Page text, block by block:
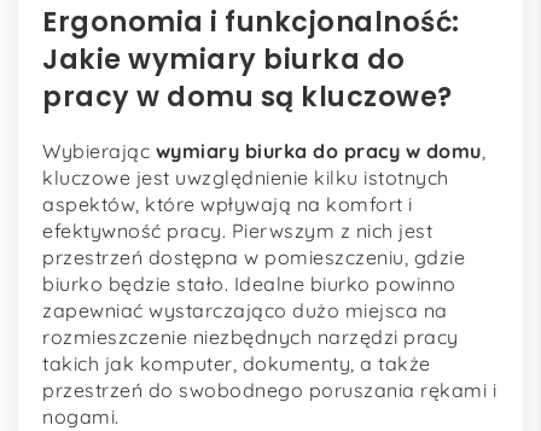
Ergonomia i funkcjonalność:
Jakie wymiary biurka do
pracy w domu są kluczowe?
Wybierając wymiary biurka do pracy w domu,
kluczowe jest uwzględnienie kilku istotnych
aspektów, które wpływają na komfort i
efektywność pracy. Pierwszym z nich jest
przestrzeń dostępna w pomieszczeniu, gdzie
biurko będzie stało. Idealne biurko powinno
zapewniać wystarczająco dużo miejsca na
rozmieszczenie niezbędnych narzędzi pracy
takich jak komputer, dokumenty, a także
przestrzeń do swobodnego poruszania rękami i
nogami.